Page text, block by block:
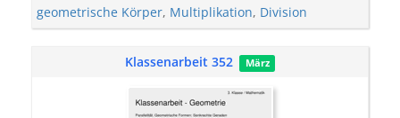
geometrische Körper, Multiplikation, Division
Klassenarbeit 352 März